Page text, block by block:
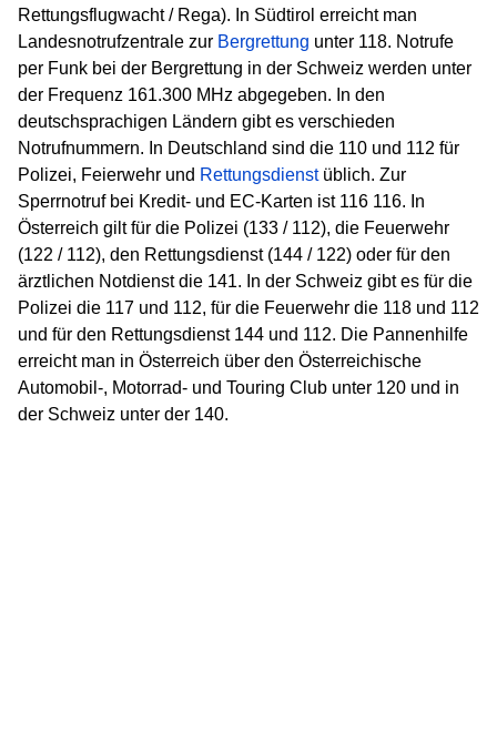
Rettungsflugwacht / Rega). In Südtirol erreicht man
Landesnotrufzentrale zur Bergrettung unter 118. Notrufe
per Funk bei der Bergrettung in der Schweiz werden unter
der Frequenz 161.300 MHz abgegeben. In den
deutschsprachigen Ländern gibt es verschieden
Notrufnummern. In Deutschland sind die 110 und 112 für
Polizei, Feierwehr und Rettungsdienstüblich. Zur
Sperrnotruf bei Kredit- und EC-Karten ist 116 116. In
Österreich gilt für die Polizei (133 / 112), die Feuerwehr
(122 / 112), den Rettungsdienst (144 / 122) oder für den
ärztlichen Notdienst die 141. In der Schweiz gibt es für die
Polizei die 117 und 112, für die Feuerwehr die 118 und 112
und für den Rettungsdienst 144 und 112. Die Pannenhilfe
erreicht man in Österreich über den Österreichische
Automobil-, Motorrad- und Touring Club unter 120 und in
der Schweiz unter der 140.